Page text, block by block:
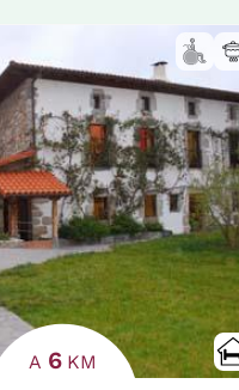
A 6KM